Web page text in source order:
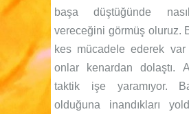
başa düştüğünde
vereceğini görmüş oluruz.
kes mücadele ederek
onlar kenardan dolaştı.
taktik işe yaramıyor.
olduğuna inandıkları